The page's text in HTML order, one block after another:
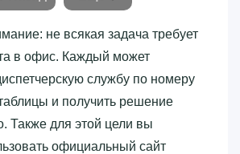
не всякая задача требует
в офис. Каждый может
службу по номеру
и получить решение
Также для этой цели вы
официальный сайт